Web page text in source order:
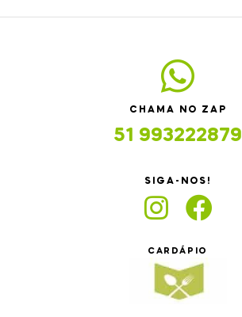
CHAMA NO ZAP
51 993222879
SIGA-NOS!
CARDÁPIO